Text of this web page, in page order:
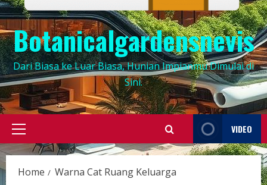
Botanicalgardensnevis
Dari Biasa ke Luar Biasa, Hunian Impianmu Dimulai di
Sini.
Primary
Menu
VIDEO
Home Warna Cat Ruang Keluarga